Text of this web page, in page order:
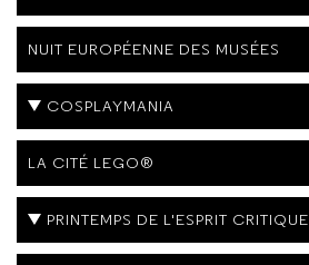
NUIT EUROPÉENNE DES MUSÉES
COSPLAYMANIA
LA CITÉ LEGO®
PRINTEMPS DE L'ESPRIT CRITIQUE